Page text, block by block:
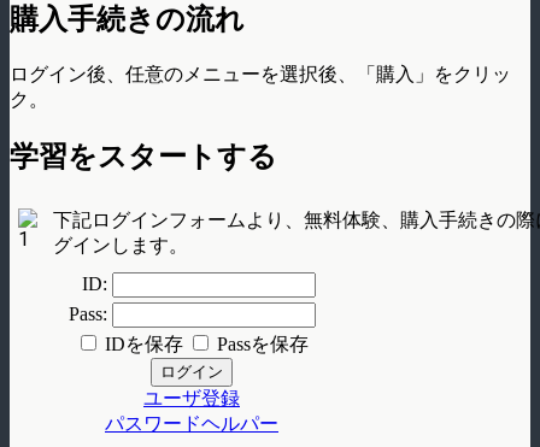
購入手続きの流れ
ログイン後、任意のメニューを選択後、「購入」をクリッ
ク。
学習をスタートする
下記ログインフォームより、無料体験、購入手続きの
グインします。